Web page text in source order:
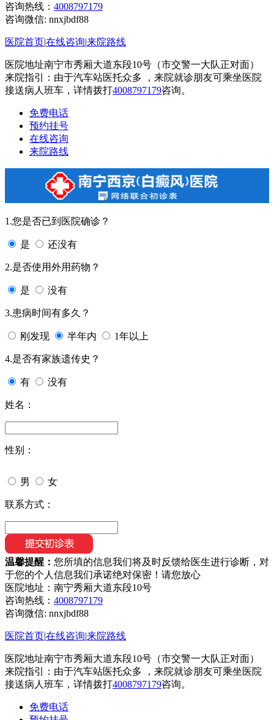
咨询热线： 4008797179
咨询微信: nnxjbdf88
医院首页|在线咨询|来院路线
医院地址南宁市秀厢大道东段10号（市交警一大队正对面）
来院指引：由于汽车站医托众多 ，来院就诊朋友可乘坐医院
接送病人班车，详情拨打4008797179咨询。
免费电话
预约挂号
在线咨询
来院路线
1.您是否已到医院确诊？
是 还没有
2.是否使用外用药物？
是 没有
3.患病时间有多久？
刚发现 半年内 1年以上
4.是否有家族遗传史？
有 没有
姓名：
性别：
男 女
联系方式：
温馨提醒： 您所填的信息我们将及时反馈给医生进行诊断，对
于您的个人信息我们承诺绝对保密！请您放心
医院地址：南宁秀厢大道东段10号
咨询热线： 4008797179
咨询微信: nnxjbdf88
医院首页|在线咨询|来院路线
医院地址南宁市秀厢大道东段10号（市交警一大队正对面）
来院指引：由于汽车站医托众多 ，来院就诊朋友可乘坐医院
接送病人班车，详情拨打4008797179咨询。
免费电话